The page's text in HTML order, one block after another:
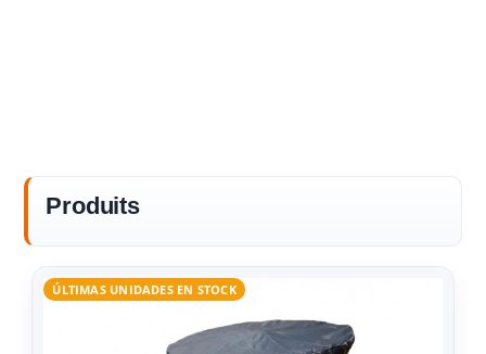
Produits
ÚLTIMAS UNIDADES EN STOCK